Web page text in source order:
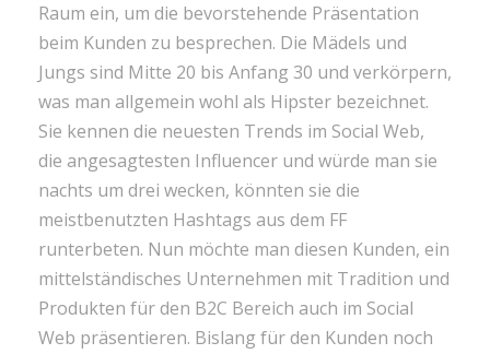
Raum ein, um die bevorstehende Präsentation
beim Kunden zu besprechen. Die Mädels und
Jungs sind Mitte 20 bis Anfang 30 und verkörpern,
was man allgemein wohl als Hipster bezeichnet.
Sie kennen die neuesten Trends im Social Web,
die angesagtesten Influencer und würde man sie
nachts um drei wecken, könnten sie die
meistbenutzten Hashtags aus dem FF
runterbeten. Nun möchte man diesen Kunden, ein
mittelständisches Unternehmen mit Tradition und
Produkten für den B2C Bereich auch im Social
Web präsentieren. Bislang für den Kunden noch